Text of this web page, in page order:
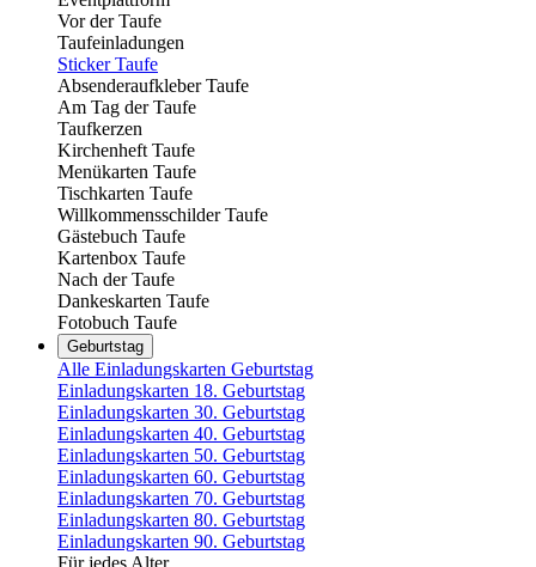
Vor der Taufe
Taufeinladungen
Sticker Taufe
Absenderaufkleber Taufe
Am Tag der Taufe
Taufkerzen
Kirchenheft Taufe
Menükarten Taufe
Tischkarten Taufe
Willkommensschilder Taufe
Gästebuch Taufe
Kartenbox Taufe
Nach der Taufe
Dankeskarten Taufe
Fotobuch Taufe
Geburtstag
Alle Einladungskarten Geburtstag
Einladungskarten 18. Geburtstag
Einladungskarten 30. Geburtstag
Einladungskarten 40. Geburtstag
Einladungskarten 50. Geburtstag
Einladungskarten 60. Geburtstag
Einladungskarten 70. Geburtstag
Einladungskarten 80. Geburtstag
Einladungskarten 90. Geburtstag
Für jedes Alter